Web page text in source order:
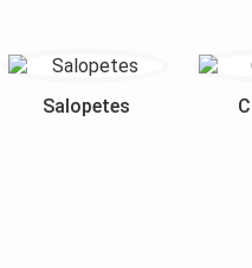
Salopetes